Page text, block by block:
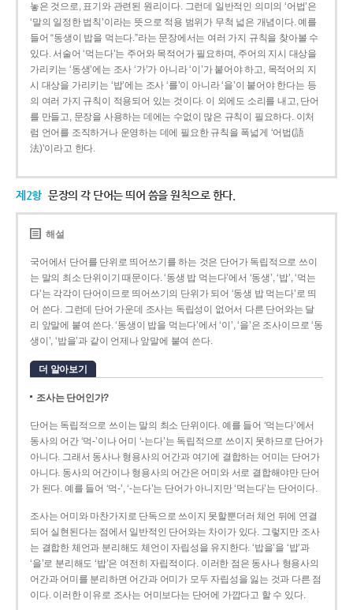
놓은 것으로, 표기와 관련된 원리이다. 그런데 일반적인 의미의 ‘어법’은
‘말의 일정한 법칙’이라는 뜻으로 적용 범위가 무척 넓은 개념이다. 예를
들어 “동생이 밥을 먹는다.”라는 문장에서는 여러 가지 규칙을 찾아볼 수
있다. 서술어 ‘먹는다’는 주어와 목적어가 필요하며, 주어의 지시 대상을
가리키는 ‘동생’에는 조사 ‘가’가 아니라 ‘이’가 붙어야 하고, 목적어의 지
시 대상을 가리키는 ‘밥’에는 조사 ‘를’이 아니라 ‘을’이 붙어야 한다는 등
의 여러 가지 규칙이 적용되어 있는 것이다. 이 외에도 소리를 내고, 단어
를 만들고, 문장을 사용하는 데에는 수없이 많은 규칙이 필요하다. 이처
럼 언어를 조직하거나 운영하는 데에 필요한 규칙을 폭넓게 ‘어법(語
法)’이라고 한다.
제2항 문장의 각 단어는 띄어 씀을 원칙으로 한다.
해설
국어에서 단어를 단위로 띄어쓰기를 하는 것은 단어가 독립적으로 쓰이
는 말의 최소 단위이기 때문이다. ‘동생 밥 먹는다’에서 ‘동생’, ‘밥’, ‘먹는
다’는 각각이 단어이므로 띄어쓰기의 단위가 되어 ‘동생 밥 먹는다’로 띄
어 쓴다. 그런데 단어 가운데 조사는 독립성이 없어서 다른 단어와는 달
리 앞말에 붙여 쓴다. ‘동생이 밥을 먹는다’에서 ‘이’, ‘을’은 조사이므로 ‘동
생이’, ‘밥을’과 같이 언제나 앞말에 붙여 쓴다.
더 알아보기
조사는 단어인가?
단어는 독립적으로 쓰이는 말의 최소 단위이다. 예를 들어 ‘먹는다’에서
동사의 어간 ‘먹-­’이나 어미 ‘­-는다’는 독립적으로 쓰이지 못하므로 단어가
아니다. 그래서 동사나 형용사의 어간과 여기에 결합하는 어미는 단어가
아니다. 동사의 어간이나 형용사의 어간은 어미와 서로 결합해야만 단어
가 된다. 예를 들어 ‘먹-’, ‘-는다’는 단어가 아니지만 ‘먹는다’는 단어이다.
조사는 어미와 마찬가지로 단독으로 쓰이지 못할뿐더러 체언 뒤에 연결
되어 실현된다는 점에서 일반적인 단어와는 차이가 있다. 그렇지만 조사
는 결합한 체언과 분리해도 체언이 자립성을 유지한다. ‘밥을’을 ‘밥’과
‘을’로 분리해도 ‘밥’은 여전히 자립적이다. 이러한 점은 동사나 형용사의
어간과 어미를 분리하면 어간과 어미가 모두 자립성을 잃는 것과 다른 점
이다. 이러한 이유로 조사는 어미보다는 단어에 가깝다고 할 수 있다.